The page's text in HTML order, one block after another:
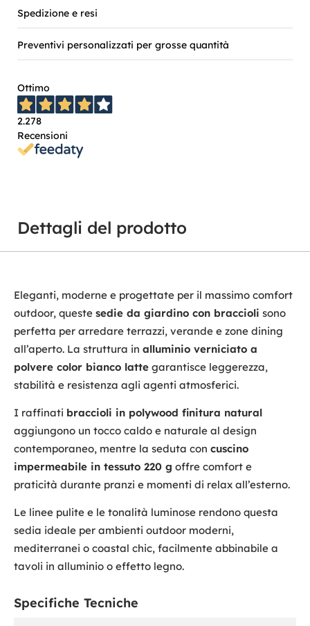
Spedizione e resi
Preventivi personalizzati per grosse quantità
Ottimo
2.278
Recensioni
Dettagli del prodotto
Eleganti, moderne e progettate per il massimo comfort
outdoor, queste sedie da giardino con braccioli sono
perfetta per arredare terrazzi, verande e zone dining
all’aperto. La struttura in alluminio verniciato a
polvere color bianco latte garantisce leggerezza,
stabilità e resistenza agli agenti atmosferici.
I raffinati braccioli in polywood finitura natural
aggiungono un tocco caldo e naturale al design
contemporaneo, mentre la seduta con cuscino
impermeabile in tessuto 220 g offre comfort e
praticità durante pranzi e momenti di relax all’esterno.
Le linee pulite e le tonalità luminose rendono questa
sedia ideale per ambienti outdoor moderni,
mediterranei o coastal chic, facilmente abbinabile a
tavoli in alluminio o effetto legno.
Specifiche Tecniche